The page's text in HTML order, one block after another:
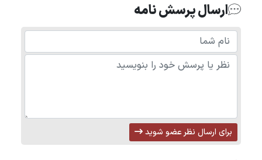
ارسال پرسش نامه
برای ارسال نظر عضو شوید